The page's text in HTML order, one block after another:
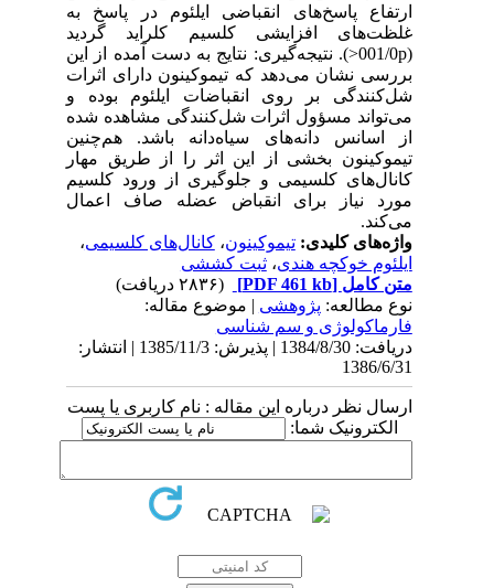
ارتفاع پاسخ‌های انقباضی ایلئوم در پاسخ به
غلظت‌های افزایشی کلسیم کلراید گردید
(001/0p<). نتیجه‌گیری: نتایج به دست آمده از این
بررسی نشان می‌دهد که تیموکینون دارای اثرات
شل‌کنندگی بر روی انقباضات ایلئوم بوده و
می‌تواند مسؤول اثرات شل‌کنندگی مشاهده شده
از اسانس دانه‌های سیاه‌دانه باشد. هم‌چنین
تیموکینون بخشی از این اثر را از طریق مهار
کانال‌های کلسیمی و جلوگیری از ورود کلسیم
مورد نیاز برای انقباض عضله صاف اعمال
می‌کند.
واژه‌های کلیدی:تیموکینون،کانال‌های کلسیمی،
ایلئوم خوکچه هندی،ثبت کششی
متن کامل[PDF 461 kb]
(۲۸۳۶ دریافت)
نوع مطالعه:پژوهشی| موضوع مقاله:
فارماكولوژی و سم شناسی
دریافت: 1384/8/30 | پذیرش: 1385/11/3 | انتشار:
1386/6/31
ارسال نظر درباره این مقاله : نام کاربری یا پست
الکترونیک شما: